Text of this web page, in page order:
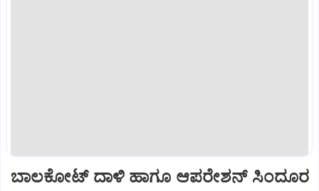
ಬಾಲಕೋಟ್‌ ದಾಳಿ ಹಾಗೂ ಆಪರೇಶನ್‌ ಸಿಂದೂರ